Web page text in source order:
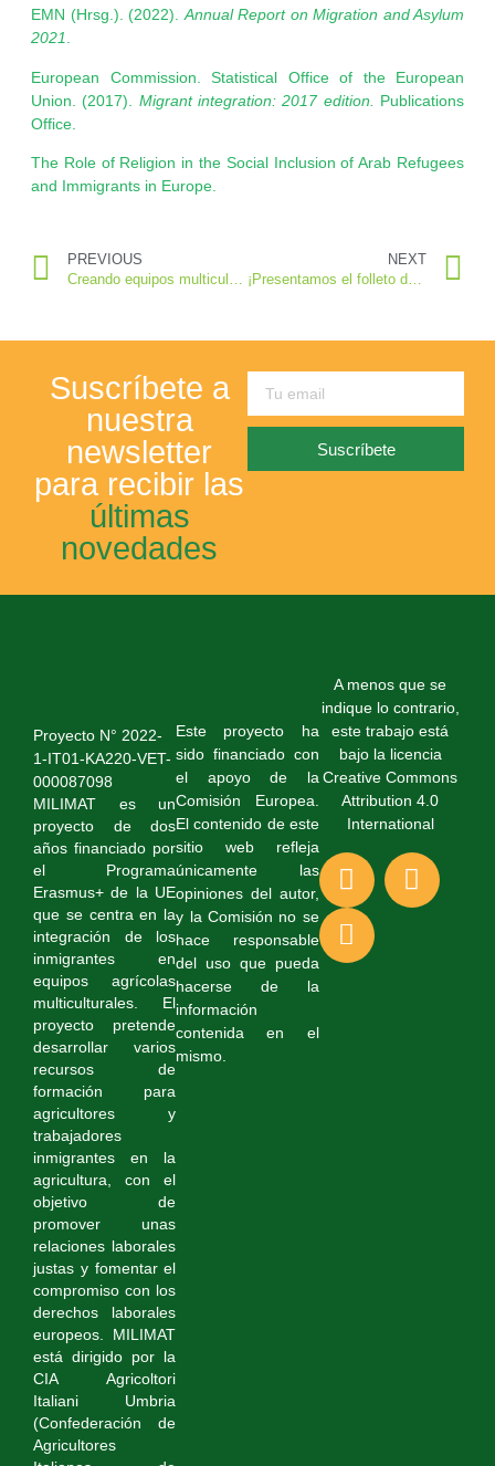
EMN (Hrsg.). (2022). Annual Report on Migration and Asylum
2021
European Commission. Statistical Office of the European
Union. (2017). Migrant integration: 2017 edition.
Publications
Office.
The Role of Religion in the Social Inclusion of Arab Refugees
and Immigrants in Europe.
PREVIOUS
Creando equipos multiculturales en la agricultura
NEXT
¡Presentamos el folleto del proyecto MILIMAT!
Suscríbete a
nuestra
newsletter
para recibir las
últimas
novedades
Suscríbete
Proyecto N° 2022-
1-IT01-KA220-VET-
000087098
MILIMAT es un
proyecto de dos
años financiado por
el Programa
Erasmus+ de la UE
que se centra en la
integración de los
inmigrantes en
equipos agrícolas
multiculturales. El
proyecto pretende
desarrollar varios
recursos de
formación para
agricultores y
trabajadores
inmigrantes en la
agricultura, con el
objetivo de
promover unas
relaciones laborales
justas y fomentar el
compromiso con los
derechos laborales
europeos. MILIMAT
está dirigido por la
CIA Agricoltori
Italiani Umbria
(Confederación de
Agricultores
Este proyecto ha
sido financiado con
el apoyo de la
Comisión Europea.
El contenido de este
sitio web refleja
únicamente las
opiniones del autor,
y la Comisión no se
hace responsable
del uso que pueda
hacerse de la
información
contenida en el
mismo.
A menos que se
indique lo contrario,
este trabajo está
bajo la licencia
Creative Commons
Attribution 4.0
International